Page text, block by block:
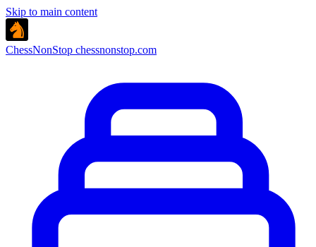
Skip to main content
ChessNonStop chessnonstop.com